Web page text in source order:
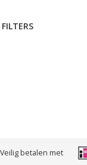
FILTERS
Veilig betalen met